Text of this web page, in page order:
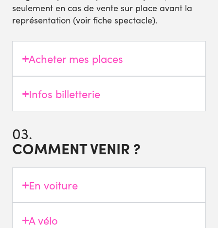
seulement en cas de vente sur place avant la
représentation (voir fiche spectacle).
Acheter mes places
Infos billetterie
03.
COMMENT VENIR ?
En voiture
A vélo